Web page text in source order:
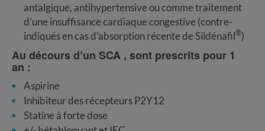
antalgique, antihypertensive ou comme traitement
d’une insuffisance cardiaque congestive (contre-
indiqués en cas d’absorption récente de Sildénafil®)
Au décours d’un SCA , sont prescrits pour 1
an :
Aspirine
Inhibiteur des récepteurs P2Y12
Statine à forte dose